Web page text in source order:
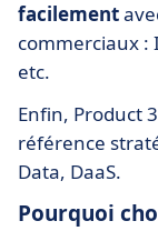
facilement
commerciaux :
etc.
Enfin, Product
référence
Data, DaaS.
Pourquoi